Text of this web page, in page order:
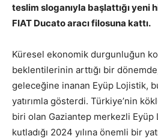
teslim sloganıyla başlattığı yeni
FIAT Ducato aracı filosuna kattı.
Küresel ekonomik durgunluğun
beklentilerinin arttığı bir
geleceğine inanan Eyüp Lojistik,
yatırımla gösterdi. Türkiye’nin
biri olan Gaziantep merkezli Eyüp
kutladığı 2024 yılına önemli bir